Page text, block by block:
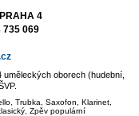
4
735 069
oborech (hudební,
Trubka, Saxofon, Klarinet,
Zpěv populární